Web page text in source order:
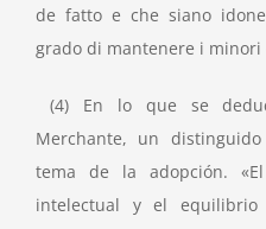
de fatto e che siano
grado di mantenere i
(4) En lo que se
Merchante, un
tema de la adopción.
intelectual y el